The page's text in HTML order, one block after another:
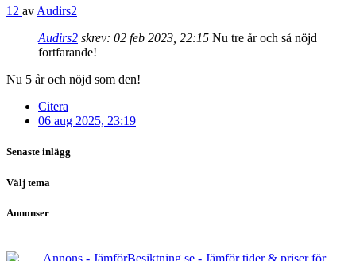
12 av Audirs2
Audirs2 skrev: 02 feb 2023, 22:15 Nu tre år och så nöjd
fortfarande!
Nu 5 år och nöjd som den!
Citera
06 aug 2025, 23:19
Senaste inlägg
Välj tema
Annonser